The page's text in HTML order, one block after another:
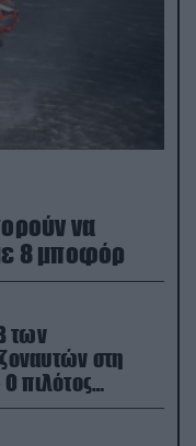
να
8 μποφόρ
των
στη
πιλότος